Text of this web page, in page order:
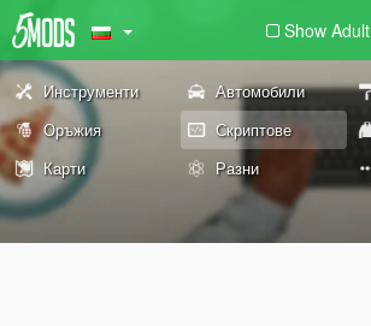
Show Adult
Инструменти Автомобили
Оръжия Скриптове
Карти
Разни